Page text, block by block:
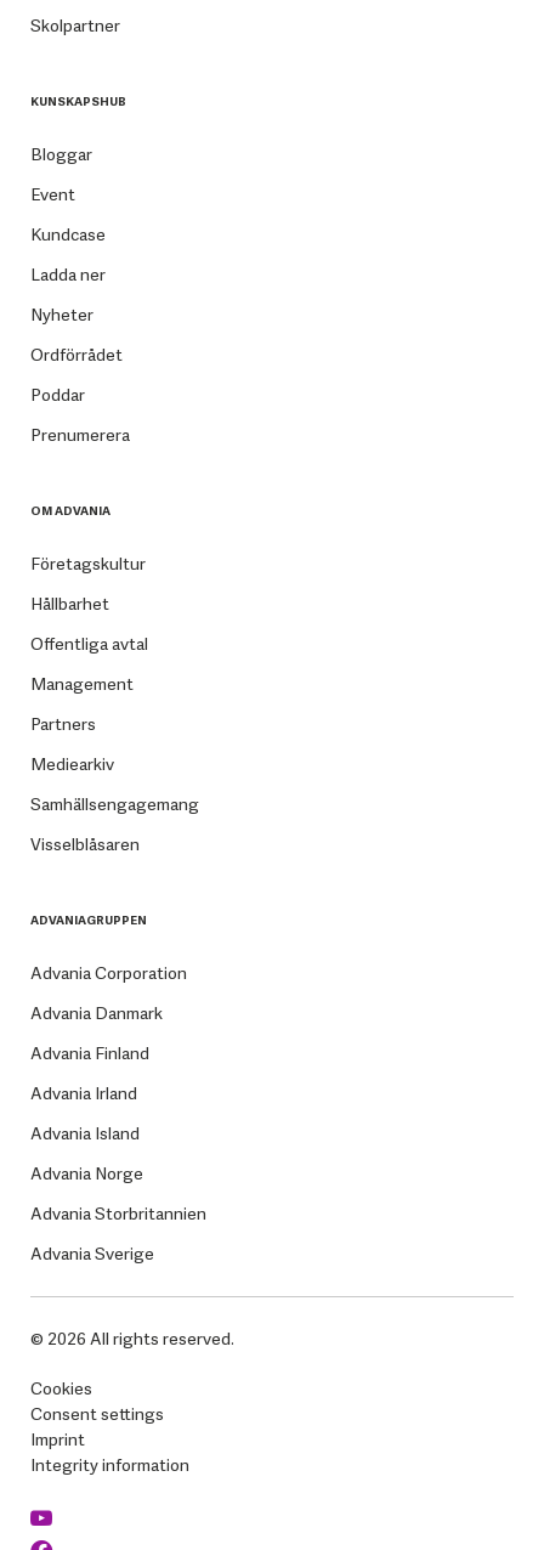
Skolpartner
KUNSKAPSHUB
Bloggar
Event
Kundcase
Ladda ner
Nyheter
Ordförrådet
Poddar
Prenumerera
OM ADVANIA
Företagskultur
Hållbarhet
Offentliga avtal
Management
Partners
Mediearkiv
Samhällsengagemang
Visselblåsaren
ADVANIAGRUPPEN
Advania Corporation
Advania Danmark
Advania Finland
Advania Irland
Advania Island
Advania Norge
Advania Storbritannien
Advania Sverige
© 2026 All rights reserved.
Cookies
Consent settings
Imprint
Integrity information